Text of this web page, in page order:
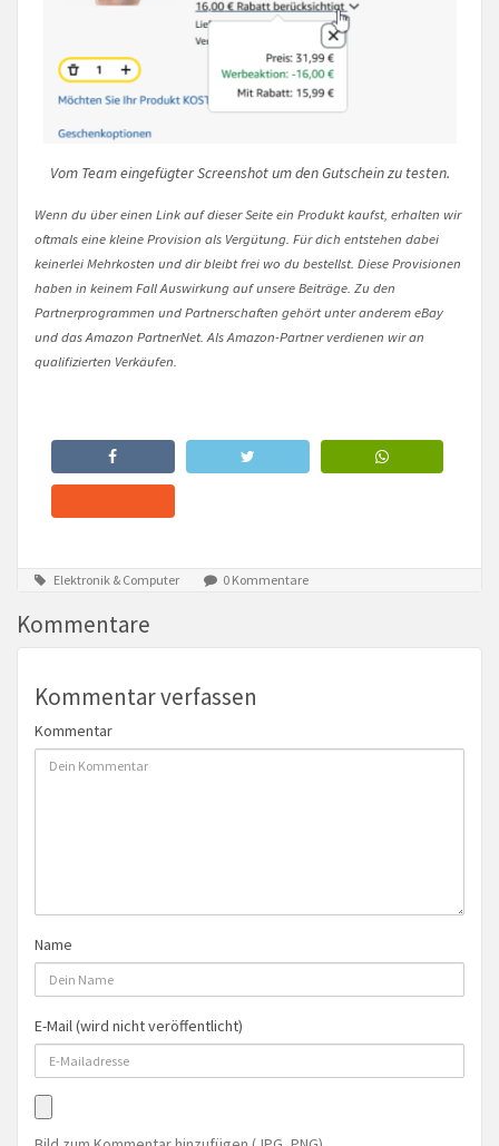
Vom Team eingefügter Screenshot um den Gutschein zu testen.
Wenn du über einen Link auf dieser Seite ein Produkt kaufst, erhalten wir
oftmals eine kleine Provision als Vergütung. Für dich entstehen dabei
keinerlei Mehrkosten und dir bleibt frei wo du bestellst. Diese Provisionen
haben in keinem Fall Auswirkung auf unsere Beiträge. Zu den
Partnerprogrammen und Partnerschaften gehört unter anderem eBay
und das Amazon PartnerNet. Als Amazon-Partner verdienen wir an
qualifizierten Verkäufen.
Elektronik & Computer 0 Kommentare
Kommentare
Kommentar verfassen
Kommentar
Name
E-Mail (wird nicht veröffentlicht)